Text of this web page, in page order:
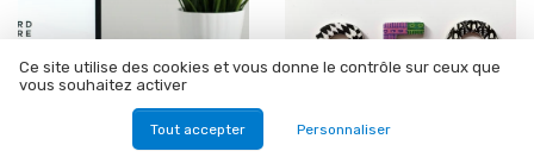
Ce site utilise des cookies et vous donne le contrôle sur ceux que
vous souhaitez activer
Tout accepter Personnaliser